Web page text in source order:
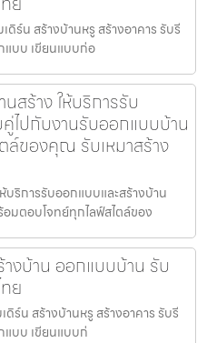
ดิร์น สร้างบ้านหรู สร้างอาคาร รับรี
แบบ เขียนแบบก่อ
สร้าง ให้บริการรับ
ไปกับงานรับออกแบบบ้าน
ล์ของคุณ รับเหมาสร้าง
บริการรับออกแบบและสร้างบ้าน
มตอบโจทย์ทุกไลฟ์สไตล์ของ
งบ้าน ออกแบบบ้าน รับ
ย
ร์น สร้างบ้านหรู สร้างอาคาร รับรี
แบบ เขียนแบบก่